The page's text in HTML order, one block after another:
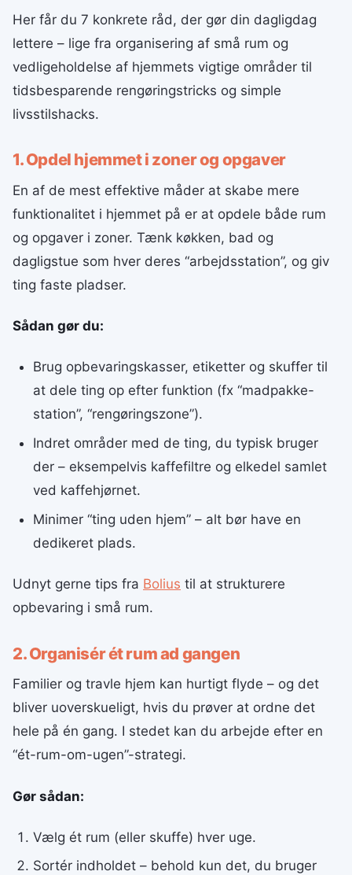
Her får du 7 konkrete råd, der gør din dagligdag
lettere – lige fra organisering af små rum og
vedligeholdelse af hjemmets vigtige områder til
tidsbesparende rengøringstricks og simple
livsstilshacks.
1. Opdel hjemmet i zoner og opgaver
En af de mest effektive måder at skabe mere
funktionalitet i hjemmet på er at opdele både rum
og opgaver i zoner. Tænk køkken, bad og
dagligstue som hver deres “arbejdsstation”, og giv
ting faste pladser.
Sådan gør du:
Brug opbevaringskasser, etiketter og skuffer til
at dele ting op efter funktion (fx “madpakke-
station”, “rengøringszone”).
Indret områder med de ting, du typisk bruger
der – eksempelvis kaffefiltre og elkedel samlet
ved kaffehjørnet.
Minimer “ting uden hjem” – alt bør have en
dedikeret plads.
Udnyt gerne tips fra Bolius til at strukturere
opbevaring i små rum.
2. Organisér ét rum ad gangen
Familier og travle hjem kan hurtigt flyde – og det
bliver uoverskueligt, hvis du prøver at ordne det
hele på én gang. I stedet kan du arbejde efter en
“ét-rum-om-ugen”-strategi.
Gør sådan:
Vælg ét rum (eller skuffe) hver uge.
Sortér indholdet – behold kun det, du bruger